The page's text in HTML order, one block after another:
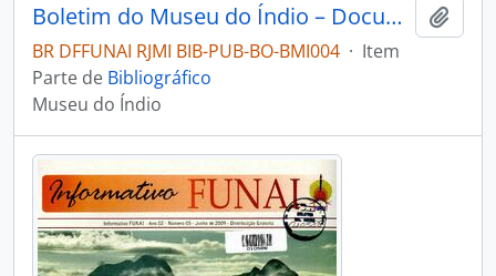
Boletim do Museu do Índio – Documentação – Nº 8
BR DFFUNAI RJMI BIB-PUB-BO-BMI004 · Item
Parte de Bibliográfico
Museu do Índio